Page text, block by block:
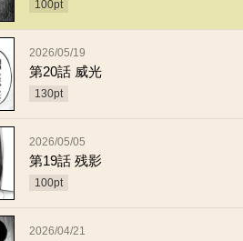
100pt
2026/05/19
第20話 威光
130pt
2026/05/05
第19話 残影
100pt
2026/04/21